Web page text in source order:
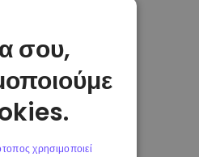
σου,
χρησιμοποιεί